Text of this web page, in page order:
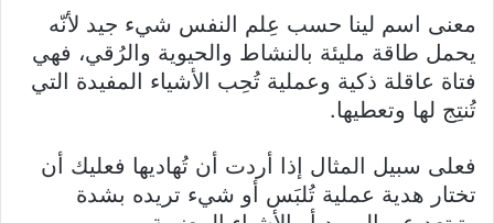
معنى اسم لينا حسب عِلم النفس شيء جيد لأنّه
يحمل طاقة مليئة بالنشاط والحيوية والرُقي، فهي
فتاة عاقلة ذكية وعملية تُحِب الأشياء المفيدة التي
تُنتِج لها وتعطيها.
فعلى سبيل المثال إذا أردت أن تُهاديها فعليك أن
تختار هدية عملية تُلبَس أو شيء تريده بشدة